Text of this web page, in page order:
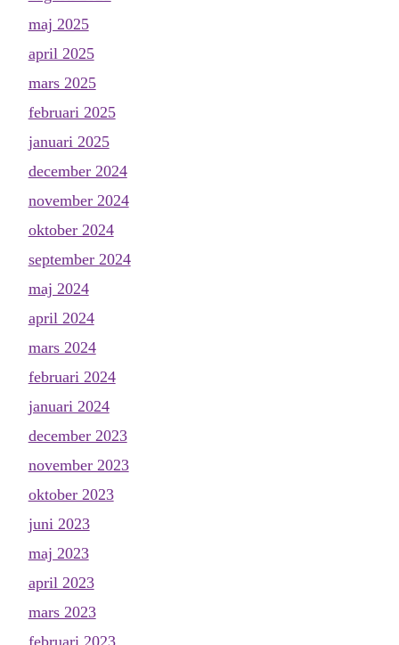
maj 2025
april 2025
mars 2025
februari 2025
januari 2025
december 2024
november 2024
oktober 2024
september 2024
maj 2024
april 2024
mars 2024
februari 2024
januari 2024
december 2023
november 2023
oktober 2023
juni 2023
maj 2023
april 2023
mars 2023
februari 2023